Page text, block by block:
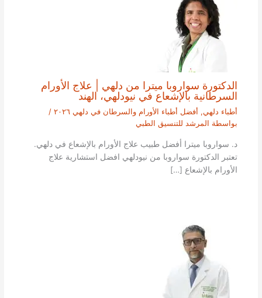
الدكتورة سواروبا ميترا من دلهي | علاج الأورام
السرطانية بالإشعاع في نيودلهي، الهند
أطباء دلهي, أفضل أطباء الأورام والسرطان في دلهي ٢٠٢٦
/
بواسطة المرشد للتنسيق الطبي
د. سواروبا ميترا أفضل طبيب علاج الأورام بالإشعاع في دلهي.
تعتبر الدكتورة سواروبا من نيودلهي افضل استشارية علاج
الأورام بالإشعاع […]